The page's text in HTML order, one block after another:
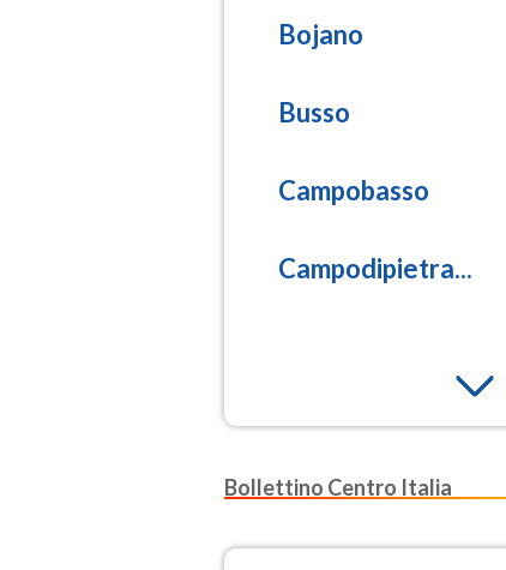
Bojano
Busso
Campobasso
Campodipietra...
Bollettino Centro Italia